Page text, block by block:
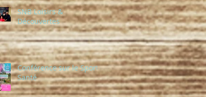
SNB Loisirs &
Découvertes
Conférence sur le Sport-
Santé